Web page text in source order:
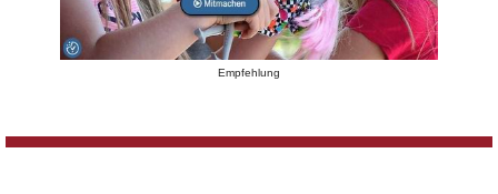
Empfehlung